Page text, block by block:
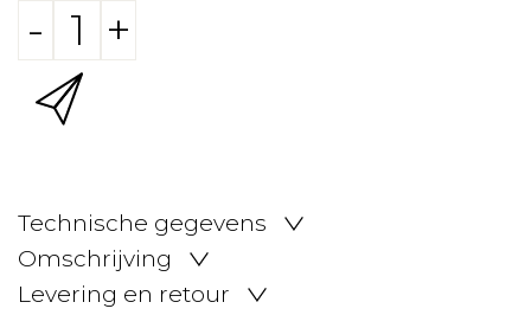
- +
Technische gegevens
Omschrijving
Levering en retour